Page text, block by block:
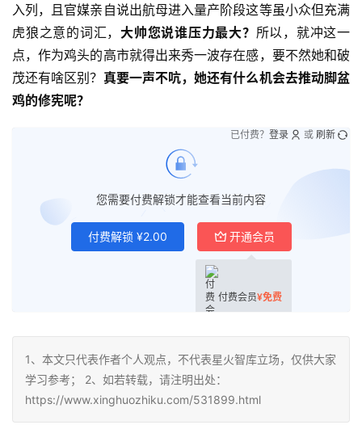
入列，且官媒亲自说出航母进入量产阶段这等虽小众但充满
虎狼之意的词汇， 大帅您说谁压力最大？ 所以，就冲这一
点，作为鸡头的高市就得出来秀一波存在感，要不然她和破
茂还有啥区别？ 真要一声不吭，她还有什么机会去推动脚盆
鸡的修宪呢？
您需要付费解锁才能查看当前内容
付费解锁 ¥2.00 开通会员
付费会员¥免费
已付费？ 登录 或 刷新
1、本文只代表作者个人观点，不代表星火智库立场，仅供大家
学习参考； 2、如若转载，请注明出处：
https://www.xinghuozhiku.com/531899.html